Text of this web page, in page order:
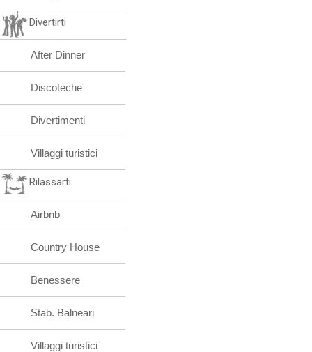
Divertirti
After Dinner
Discoteche
Divertimenti
Villaggi turistici
Rilassarti
Airbnb
Country House
Benessere
Stab. Balneari
Villaggi turistici